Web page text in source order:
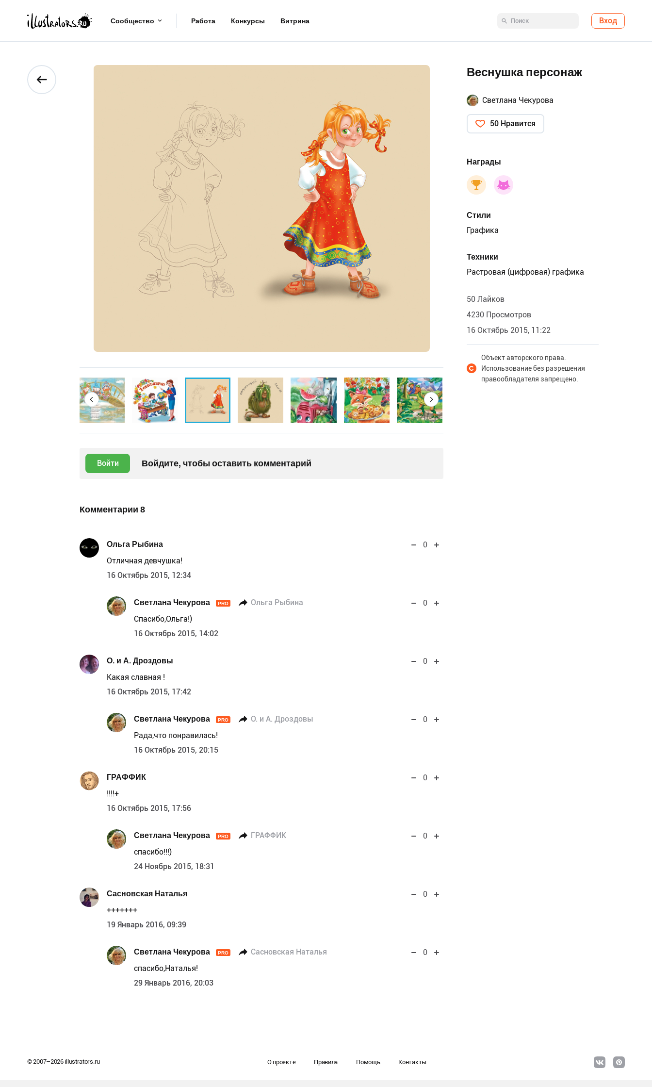
Сообщество Работа Конкурсы Витрина Вход
Войти Войдите, чтобы оставить комментарий
Комментарии 8
Ольга Рыбина
0
Отличная девчушка!
16 Октябрь 2015, 12:34
Светлана Чекурова PRO Ольга Рыбина
0
Спасибо,Ольга!)
16 Октябрь 2015, 14:02
О. и А. Дроздовы
0
Какая славная !
16 Октябрь 2015, 17:42
Светлана Чекурова PRO О. и А. Дроздовы
0
Рада,что понравилась!
16 Октябрь 2015, 20:15
ГРАФФИК
0
!!!!+
16 Октябрь 2015, 17:56
Светлана Чекурова PRO ГРАФФИК
0
спасибо!!!)
24 Ноябрь 2015, 18:31
Сасновская Наталья
0
+++++++
19 Январь 2016, 09:39
Светлана Чекурова PRO Сасновская Наталья
0
спасибо,Наталья!
29 Январь 2016, 20:03
Веснушка персонаж
Светлана Чекурова
50 Нравится
Награды
Стили
Графика
Техники
Растровая (цифровая) графика
50 Лайков
4230 Просмотров
16 Октябрь 2015, 11:22
Объект авторского права.
Использование без разрешения
правообладателя запрещено.
© 2007–2026illustrators.ru О проекте Правила Помощь Контакты